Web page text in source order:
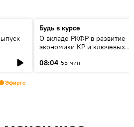
Будь в курсе
О вкладе РКФР в развитие
экономики КР и ключевых
08:04 55 мин
Эфирге